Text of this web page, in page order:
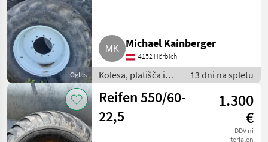
Oglas
Michael Kainberger
4152 Hörbich
Kolesa, platišča in
pnevmatike /
Pnevmatika za
priklopnik
13 dni na spletu
Reifen 550/60-
22,5
1.300
€
DDV ni
terjalen